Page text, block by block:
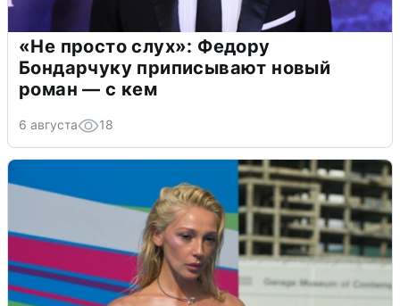
«Не просто слух»: Федору
Бондарчуку приписывают новый
роман — с кем
6 августа 18